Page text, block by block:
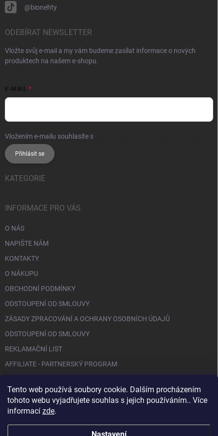
Tento web používá soubory cookie. Dalším procházením
tohoto webu vyjadřujete souhlas s jejich používáním.. Více
informací zde.
@bionehty
ODEBÍRAT NEWSLETTER
Vložte svůj e-mail a my vám budeme zasílat informace o nových
produktech na našem e-shopu.
E-MAIL
Vložením e-mailu souhlasíte s
Přihlásit se
KATEGORIE
INFORMACE PRO VÁS
O NÁS
NAPIŠTE NÁM
KONTAKTY
O NÁKUPU
OBCHODNÍ PODMÍNKY
ODSTOUPENÍ OD SMLOUVY
ZÁSADY ZPRACOVÁNÍ A OCHRANY OSOBNÍCH ÚDAJŮ
ODSTOUPENÍ OD SMLOUVY
REKLAMAČNÍ LIST
AFFILIATE - PARTNERSKÝ PROGRAM
FACEBOOK